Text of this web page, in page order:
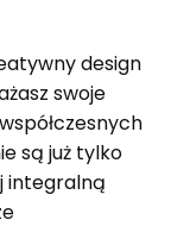
design
swoje
są już tylko
integralną